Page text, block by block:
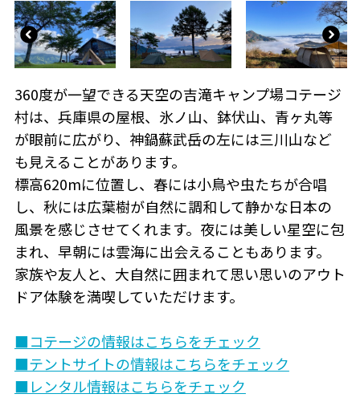
360度が一望できる天空の吉滝キャンプ場コテージ
村は、兵庫県の屋根、氷ノ山、鉢伏山、青ヶ丸等
が眼前に広がり、神鍋蘇武岳の左には三川山など
も見えることがあります。
標高620mに位置し、春には小鳥や虫たちが合唱
し、秋には広葉樹が自然に調和して静かな日本の
風景を感じさせてくれます。夜には美しい星空に包
まれ、早朝には雲海に出会えることもあります。
家族や友人と、大自然に囲まれて思い思いのアウト
ドア体験を満喫していただけます。
■コテージの情報はこちらをチェック
■テントサイトの情報はこちらをチェック
■レンタル情報はこちらをチェック